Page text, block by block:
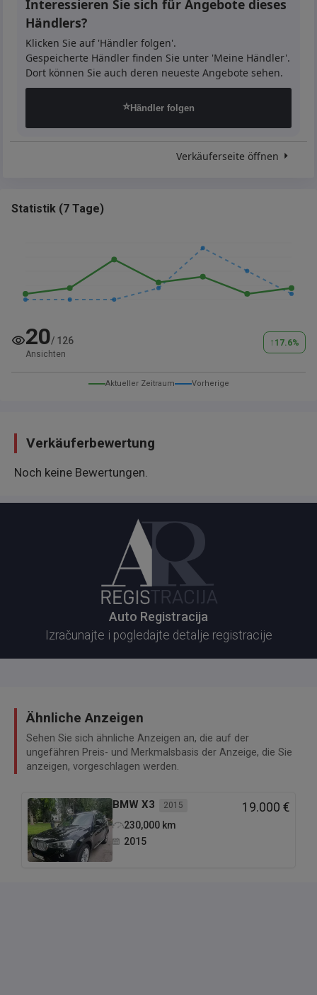
Interessieren Sie sich für Angebote dieses
Händlers?
Klicken Sie auf 'Händler folgen'.
Gespeicherte Händler finden Sie unter 'Meine Händler'.
Dort können Sie auch deren neueste Angebote sehen.
⭐Händler folgen
Verkäuferseite öffnen
Statistik (7 Tage)
20/ 126
Ansichten
↑ 17.6%
Aktueller Zeitraum Vorherige
Verkäuferbewertung
Noch keine Bewertungen.
Auto Registracija
Izračunajte i pogledajte detalje registracije
Ähnliche Anzeigen
Sehen Sie sich ähnliche Anzeigen an, die auf der
ungefähren Preis- und Merkmalsbasis der Anzeige, die Sie
anzeigen, vorgeschlagen werden.
BMW X3 2015 19.000 €
230,000 km
2015